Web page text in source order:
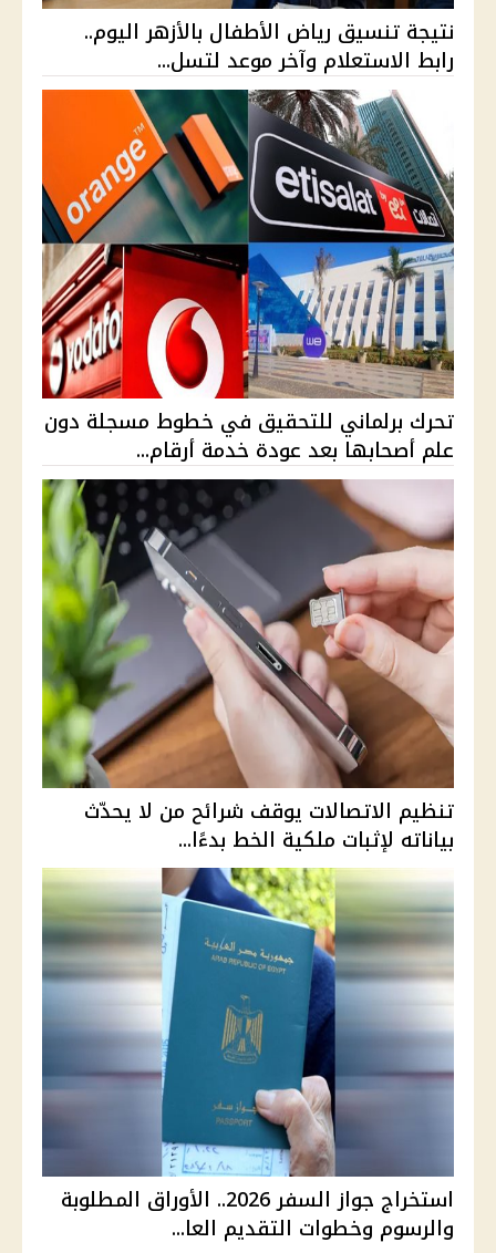
نتيجة تنسيق رياض الأطفال بالأزهر اليوم..
رابط الاستعلام وآخر موعد لتسل...
تحرك برلماني للتحقيق في خطوط مسجلة دون
علم أصحابها بعد عودة خدمة أرقام...
تنظيم الاتصالات يوقف شرائح من لا يحدّث
بياناته لإثبات ملكية الخط بدءًا...
استخراج جواز السفر 2026.. الأوراق المطلوبة
والرسوم وخطوات التقديم العا...